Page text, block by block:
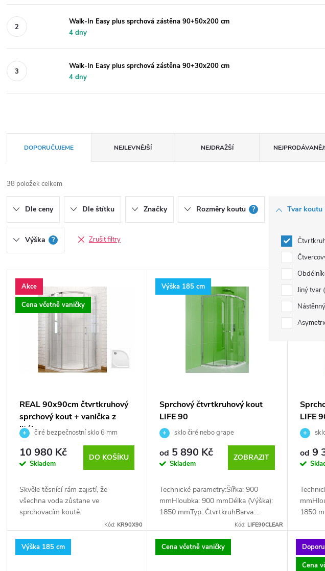
Walk-In Easy plus sprchová zástěna 90+50x200 cm
4 dny
Walk-In Easy plus sprchová zástěna 90+30x200 cm
4 dny
a
z
e
n
í
p
DOPORUČUJEME NEJLEVNĚJŠÍ NEJDRAŽŠÍ
38 položek celkem
Dle ceny Dle štítku Značky Rozměry koutu ? Tvar koutu
Jiný tvar
Nástěnný
Výška ? Zrušit filtry
V
ý
k
Akce
Cena včetně vaničky
REAL 90x90cm čtvrtkruhový
sprchový kout + vanička z
litého mramoru
čiré bezpečnostní sklo 6 mm
10 980 Kč
Skladem
DO KOŠÍKU
Skvěle těsnící rám zajistí, že
všechna voda zůstane ve
sprchovacím koutě.
Kód:KR90X90
Výška 185 cm
Sprchový čtvrtkruhový kout
LIFE 90
sklo čiré nebo grape
od 5 890 Kč
Skladem
ZOBRAZIT
Technické parametry:Šířka: 900
mmHloubka: 900 mmDélka (Výška):
1850 mmTyp: ČtvrtkruhBarva:...
Kód: LIFE90CLEAR
Cena
LIFE
od 9
1850
Výška 185 cm Cena včetně vaničky
Cena